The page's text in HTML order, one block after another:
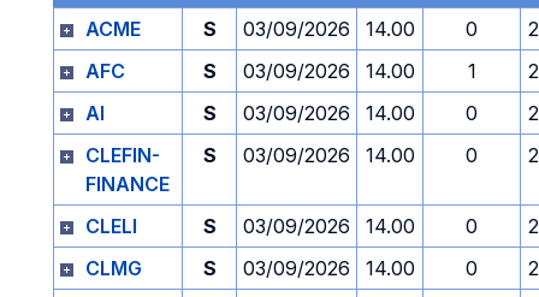
ACME
S 03/09/2026 14.00 0
AFC
S 03/09/2026 14.00 1
AI
S 03/09/2026 14.00 0
CLEFIN-
FINANCE
S 03/09/2026 14.00 0
CLELI S 03/09/2026 14.00 0
CLMG
S 03/09/2026 14.00 0